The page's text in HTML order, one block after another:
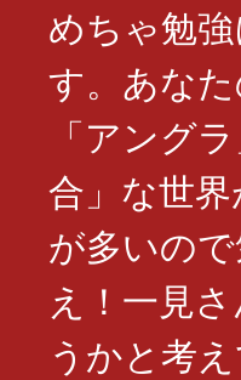
めちゃ勉
す。あな
「アング
合」な世
が多いの
え！一見
うかと考